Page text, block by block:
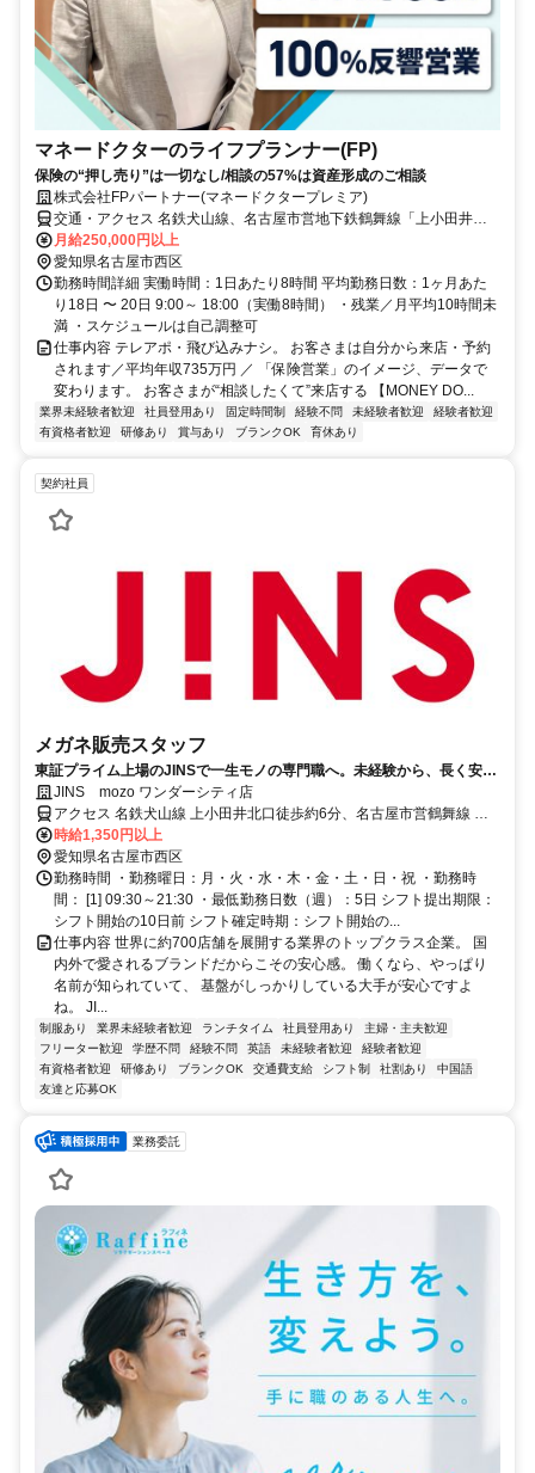
マネードクターのライフプランナー(FP)
保険の“押し売り”は一切なし/相談の57%は資産形成のご相談
株式会社FPパートナー(マネードクタープレミア)
交通・アクセス 名鉄犬山線、名古屋市営地下鉄鶴舞線「上小田井
駅」より徒歩6分
月給250,000円以上
愛知県名古屋市西区
勤務時間詳細 実働時間：1日あたり8時間 平均勤務日数：1ヶ月あた
り18日 〜 20日 9:00～ 18:00（実働8時間） ・残業／月平均10時間未
満 ・スケジュールは自己調整可
仕事内容 テレアポ・飛び込みナシ。 お客さまは自分から来店・予約
されます／平均年収735万円 ／ 「保険営業」のイメージ、データで
変わります。 お客さまが“相談したくて”来店する 【MONEY DO...
業界未経験者歓迎 社員登用あり 固定時間制 経験不問 未経験者歓迎
経験者歓迎
有資格者歓迎
研修あり 賞与あり ブランクOK 育休あり
契約社員
メガネ販売スタッフ
東証プライム上場のJINSで一生モノの専門職へ。未経験から、長く安定
して自分らしく働ける環境を選びませんか？＊車通勤・駐車場利用は応
相談
JINS mozo ワンダーシティ店
アクセス 名鉄犬山線 上小田井北口徒歩約6分、名古屋市営鶴舞線 上
小田井北口徒歩約6分、東海交通事業城北線 小田井徒歩約8分 名鉄・
地下鉄「上小田井」駅北口 徒歩約5分城北線「小田井」駅 徒歩約10
分
時給1,350円以上
愛知県名古屋市西区
勤務時間 ・勤務曜日：月・火・水・木・金・土・日・祝 ・勤務時
間： [1] 09:30～21:30 ・最低勤務日数（週）：5日 シフト提出期限：
シフト開始の10日前 シフト確定時期：シフト開始の...
仕事内容 世界に約700店舗を展開する業界のトップクラス企業。 国
内外で愛されるブランドだからこその安心感。 働くなら、やっぱり
名前が知られていて、 基盤がしっかりしている大手が安心ですよ
ね。 JI...
制服あり 業界未経験者歓迎 ランチタイム 社員登用あり
主婦・主夫歓迎
フリーター歓迎
学歴不問 経験不問 英語 未経験者歓迎
経験者歓迎
有資格者歓迎
研修あり ブランクOK 交通費支給 シフト制 社割あり
中国語
友達と応募OK
業務委託